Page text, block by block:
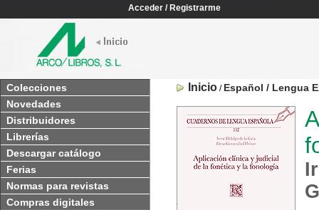
Acceder / Registrarme
Colecciones
Novedades
Distribuidores
Librerías
Descargar catálogo
Ferias
Normas para revistas
Compras digitales
Inicio / Español / Lengua